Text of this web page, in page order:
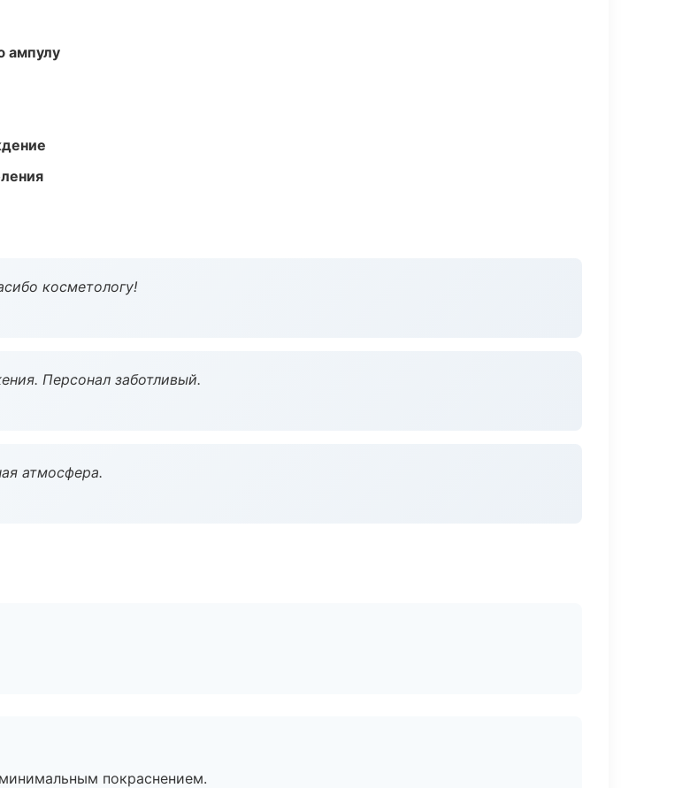
ампулу
косметологу!
Персонал заботливый.
атмосфера.
покраснением.